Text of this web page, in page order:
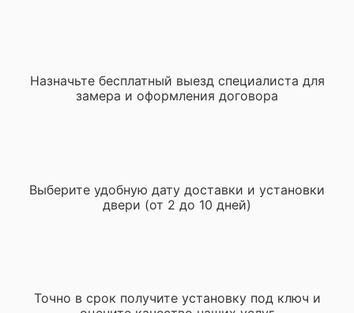
Назначьте бесплатный выезд специалиста для
замера и оформления договора
Выберите удобную дату доставки и установки
двери (от 2 до 10 дней)
Точно в срок получите установку под ключ и